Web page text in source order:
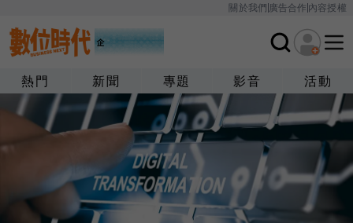
關於我們廣告合作內容授權
熱門 新聞 專題 影音 活動